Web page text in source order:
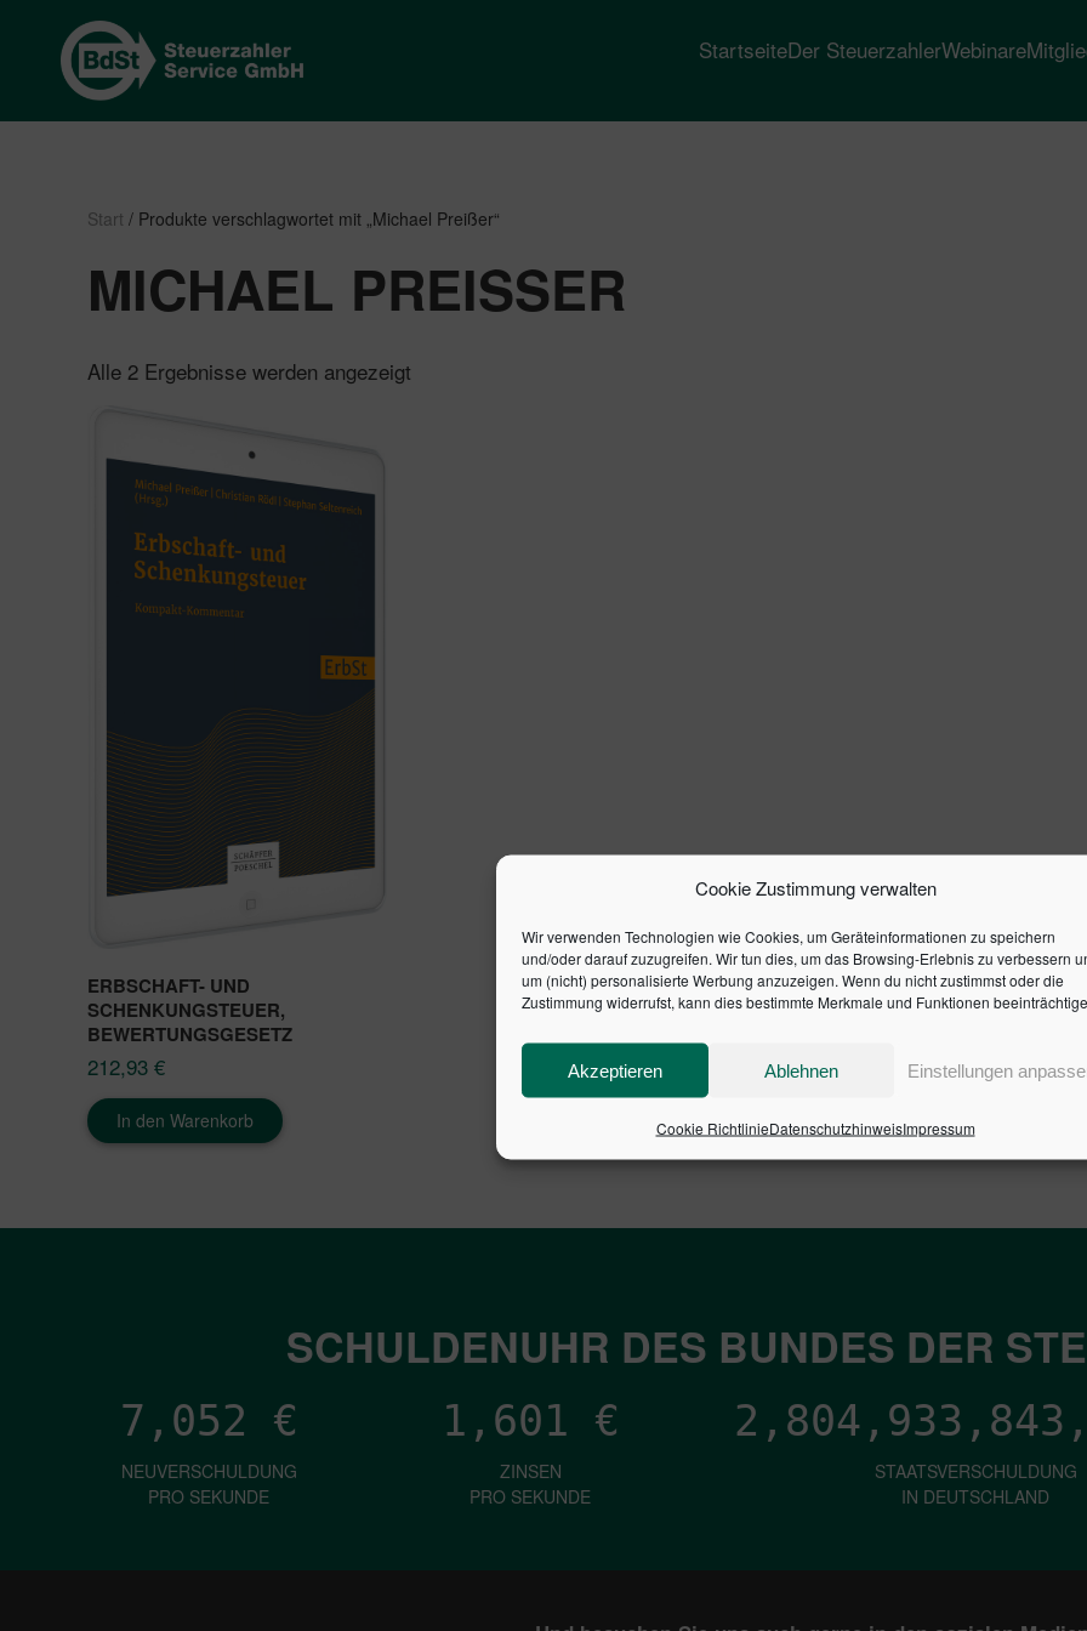
Cookie Zustimmung verwalten
Wir verwenden Technologien wie Cookies, um Geräteinformationen zu speichern
und/oder darauf zuzugreifen. Wir tun dies, um das Browsing-Erlebnis zu verbessern
um (nicht) personalisierte Werbung anzuzeigen. Wenn du nicht zustimmst oder die
Zustimmung widerrufst, kann dies bestimmte Merkmale und Funktionen
Akzeptieren Ablehnen Einstellungen
Cookie RichtlinieDatenschutzhinweisImpressum
StartseiteDer SteuerzahlerWebinare
Start / Produkte verschlagwortet mit „Michael Preißer“
MICHAEL PREISSER
Alle 2 Ergebnisse werden angezeigt
ERBSCHAFT- UND
SCHENKUNGSTEUER,
BEWERTUNGSGESETZ
212,93 €
In den Warenkorb
SCHULDENUHR DES BUNDES DER
7,052 €
NEUVERSCHULDUNG
PRO SEKUNDE
1,601 €
ZINSEN
PRO SEKUNDE
STAATSVERSCHULDUNG
IN DEUTSCHLAND